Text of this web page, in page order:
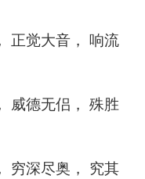
觉大音， 响流
德无侣， 殊胜
深尽奥， 究其